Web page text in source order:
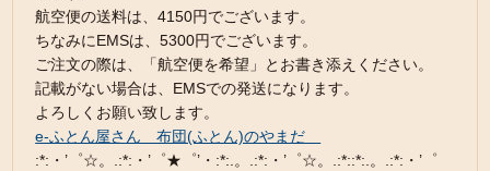
航空便の送料は、4150円でございます。
ちなみにEMSは、5300円でございます。
ご注文の際は、「航空便を希望」とお書き添えください。
記載がない場合は、EMSでの発送になります。
よろしくお願い致します。
e-ふとん屋さん 布団(ふとん)のやまだ
:*:・’゜☆。.:*:・’゜★゜’・:*:.。.:*:・’゜☆。.:*::*:.。.:*:・’゜